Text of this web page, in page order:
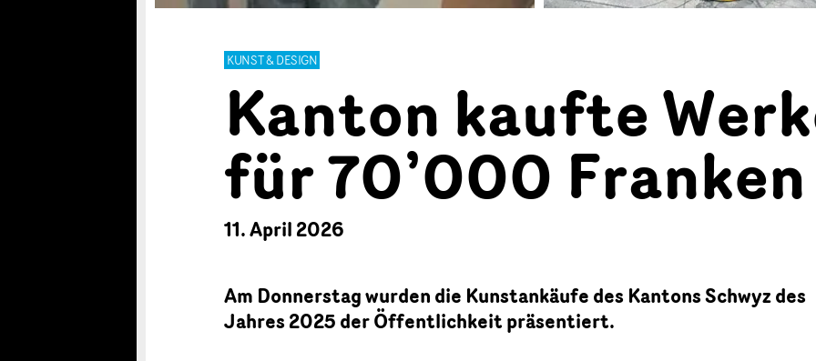
KUNST & DESIGN
Kanton kaufte
für 70’000 Franken
11. April 2026
Am Donnerstag wurden die Kunstankäufe des Kantons Schwyz des
Jahres 2025 der Öffentlichkeit präsentiert.